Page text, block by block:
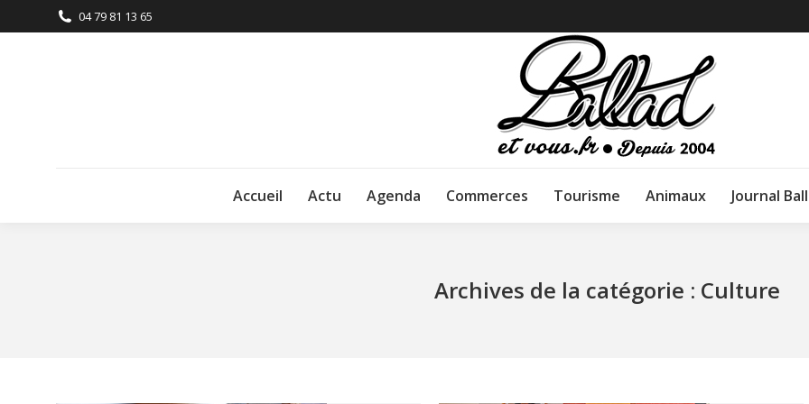
04 79 81 13 65
Accueil Actu Agenda Commerces Tourisme Animaux Journal
Archives de la catégorie : Culture